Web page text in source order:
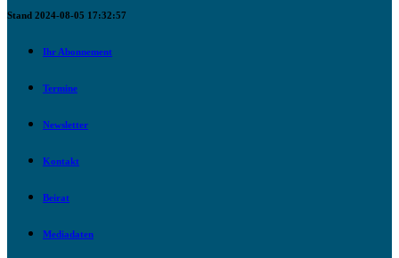
Stand 2024-08-05 17:32:57
Ihr Abonnement
Termine
Newsletter
Kontakt
Beirat
Mediadaten